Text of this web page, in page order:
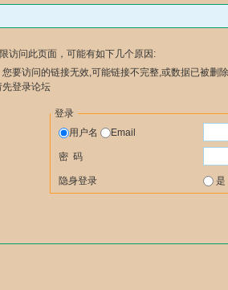
访问此页面，可能有如下几个原因:
要访问的链接无效,可能链接不完整,或数据已被删
登录论坛
登录
用户名
Email
密 码
隐身登录